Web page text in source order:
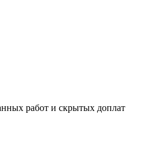
работ и скрытых доплат